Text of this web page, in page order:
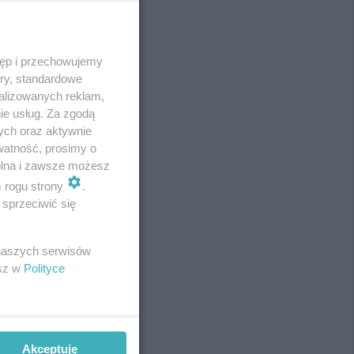
REKLAMA
i przechowujemy
standardowe
reklam,
usług. Za zgodą
oraz aktywnie
prosimy o
i zawsze możesz
rogu strony
.
się
serwisów
w Polityce
Akceptuję